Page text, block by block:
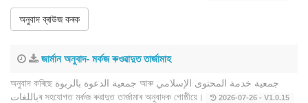
অনুবাদ ব্ৰাউজ কৰক
জাৰ্মান অনুবাদ- মৰ্কজ ৰুওৱাদুত তাৰ্জামাহ
অনুবাদ কৰিছে جمعية الدعوة بالربوة আৰু جمعية خدمة المحتوى الإسلامي
باللغاتৰ সহযোগত মৰ্কজ ৰুৱাদুত তাৰ্জামাৰ অনুবাদক গোষ্ঠীয়ে।
2026-07-26 - V1.0.15